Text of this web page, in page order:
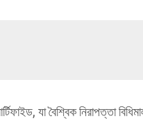
যা বৈশ্বিক নিরাপত্তা